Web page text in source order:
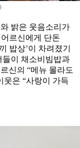
밝은 웃음소리가
르신에게 단돈
밥상’이 차려졌기
들이 채소비빔밥과
신의 “메뉴 몰라도
웃은 “사랑이 가득